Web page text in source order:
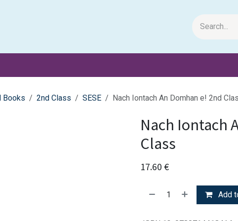
Books 2nd Class SESE Nach Iontach An Domhan e! 2nd
Nach Iontach
Class
17.60 €
Add